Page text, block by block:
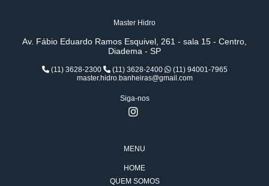
Master Hidro
Av. Fábio Eduardo Ramos Esquivel, 261 - sala 15 - Centro,
Diadema - SP
(11) 3628-2300 (11) 3628-2400
(11) 94001-7965
master.hidro.banheiras@gmail.com
Siga-nos
MENU
HOME
QUEM SOMOS